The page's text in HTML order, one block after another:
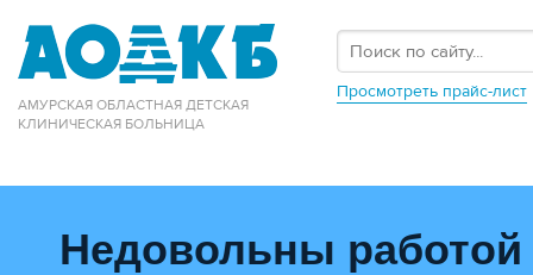
АМУРСКАЯ ОБЛАСТНАЯ ДЕТСКАЯ
КЛИНИЧЕСКАЯ БОЛЬНИЦА
Просмотреть прайс-лист
Недовольны работой